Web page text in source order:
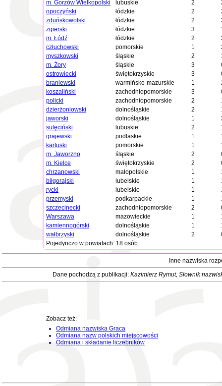
m. Gorzów Wielkopolski
lubuskie 2
opoczyński
łódzkie 2
zduńskowolski
łódzkie 2
zgierski
łódzkie 3
m. Łódź
łódzkie 2
człuchowski
pomorskie 1
myszkowski
śląskie 2
m. Żory
śląskie 3
ostrowiecki
świętokrzyskie 3
braniewski
warmińsko-mazurskie 1
koszaliński
zachodniopomorskie 3
policki
zachodniopomorskie 2
dzierżoniowski
dolnośląskie 2
jaworski
dolnośląskie 1
sulęciński
lubuskie 2
grajewski
podlaskie 1
kartuski
pomorskie 1
m. Jaworzno
śląskie 2
m. Kielce
świętokrzyskie 2
chrzanowski
małopolskie 1
biłgorajski
lubelskie 1
rycki
lubelskie 1
przemyski
podkarpackie 1
szczecinecki
zachodniopomorskie 2
Warszawa
mazowieckie 1
kamiennogórski
dolnośląskie 1
wałbrzyski
dolnośląskie 2
Pojedynczo w powiatach: 18 osób.
Inne nazwiska
Dane pochodzą z publikacji: Kazimierz Rymut, Słownik
Zobacz też:
Odmiana nazwiska Graca
Odmiana nazw polskich miejscowości
Odmiana i składanie liczebników